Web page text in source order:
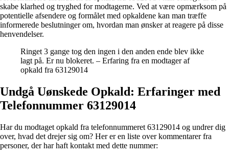
skabe klarhed og tryghed for modtagerne. Ved at være opmærksom på
potentielle afsendere og formålet med opkaldene kan man træffe
informerede beslutninger om, hvordan man ønsker at reagere på disse
henvendelser.
Ringet 3 gange tog den ingen i den anden ende blev ikke
lagt på. Er nu blokeret. – Erfaring fra en modtager af
opkald fra 63129014
Undgå Uønskede Opkald: Erfaringer med
Telefonnummer 63129014
Har du modtaget opkald fra telefonnummeret 63129014 og undrer dig
over, hvad det drejer sig om? Her er en liste over kommentarer fra
personer, der har haft kontakt med dette nummer: